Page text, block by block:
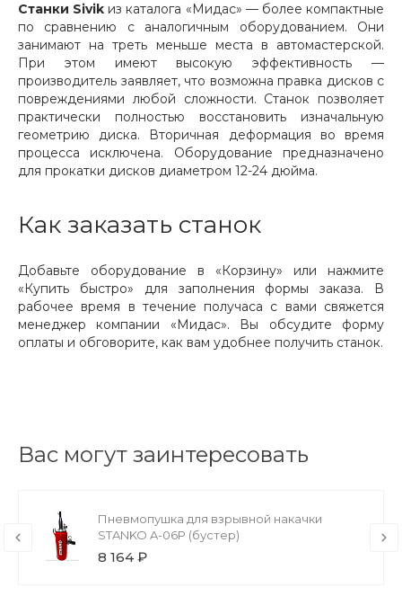
Станки Sivik из каталога «Мидас» — более компактные
по сравнению с аналогичным оборудованием. Они
занимают на треть меньше места в автомастерской.
При этом имеют высокую эффективность —
производитель заявляет, что возможна правка дисков с
повреждениями любой сложности. Станок позволяет
практически полностью восстановить изначальную
геометрию диска. Вторичная деформация во время
процесса исключена. Оборудование предназначено
для прокатки дисков диаметром 12-24 дюйма.
Как заказать станок
Добавьте оборудование в «Корзину» или нажмите
«Купить быстро» для заполнения формы заказа. В
рабочее время в течение получаса с вами свяжется
менеджер компании «Мидас». Вы обсудите форму
оплаты и обговорите, как вам удобнее получить станок.
Вас могут заинтересовать
Пневмопушка для взрывной накачки
STANKO A-06P (бустер)
8 164 ₽